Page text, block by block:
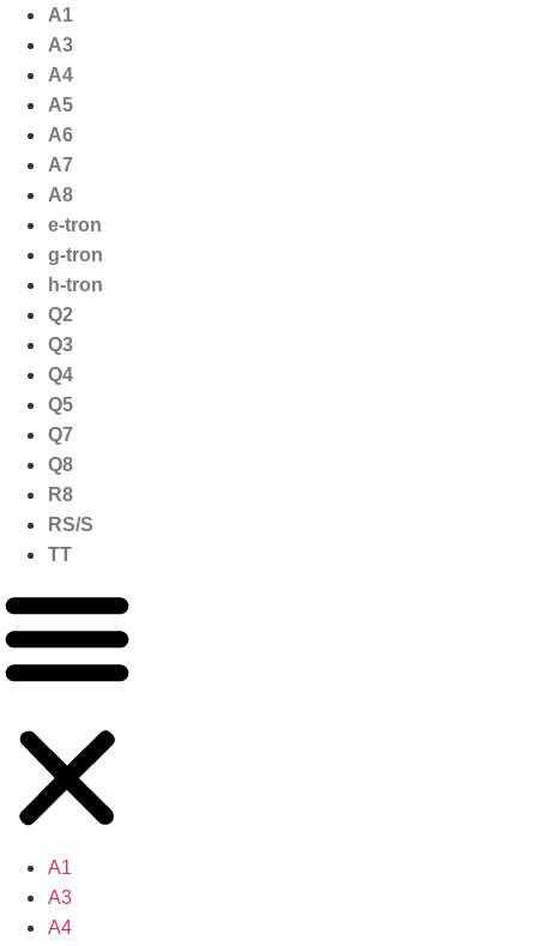
naar
inhoud
A1
A3
A4
A5
A6
A7
A8
e-tron
g-tron
h-tron
Q2
Q3
Q4
Q5
Q7
Q8
R8
RS/S
TT
A1
A3
A4